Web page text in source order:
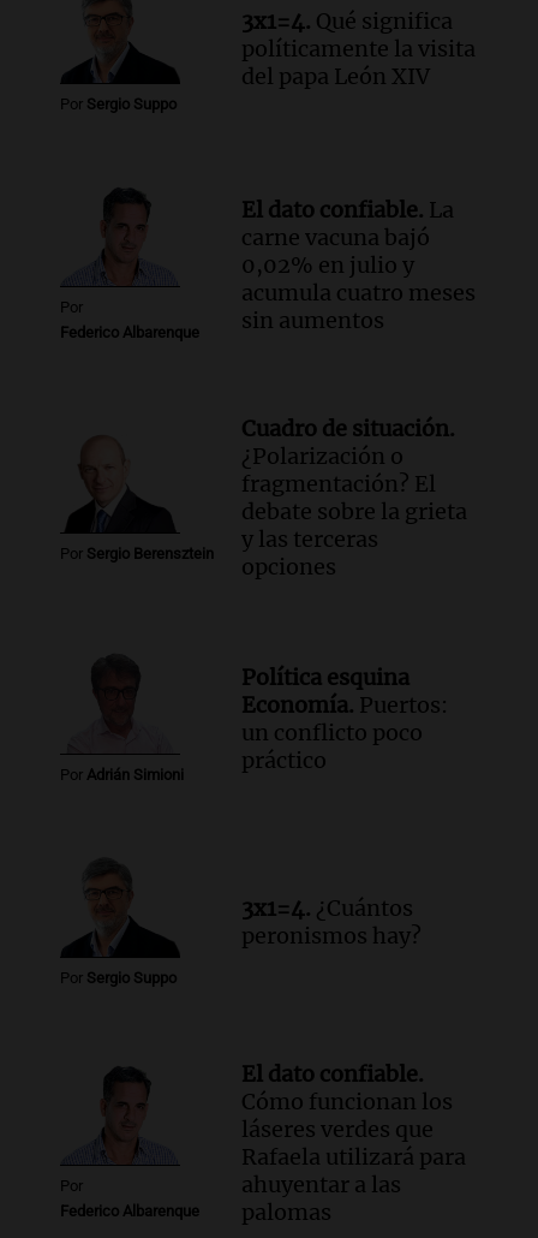
Episodios
Audio.Munir Bracco, sobre la visita del
papa León XIV: "Será una bocanada de
aire fresco para todos"
Audio.Casi 5.000 estudiantes participan
en la segunda edición de Enséñame
Tucumán, el concurso educativo
Panorama Federal
Episodios
Por Sergio Suppo
3x1=4. Qué significa
políticamente la visita
del papa León XIV
Por
Federico Albarenque
El dato confiable. La
carne vacuna bajó
0,02% en julio y
acumula cuatro meses
sin aumentos
Por Sergio Berensztein
Cuadro de situación.
¿Polarización o
fragmentación? El
debate sobre la grieta
y las terceras
opciones
Por Adrián Simioni
Política esquina
Economía. Puertos:
un conflicto poco
práctico
Por Sergio Suppo
3x1=4. ¿Cuántos
peronismos hay?
Por
Federico Albarenque
El dato confiable.
Cómo funcionan los
láseres verdes que
Rafaela utilizará para
ahuyentar a las
palomas